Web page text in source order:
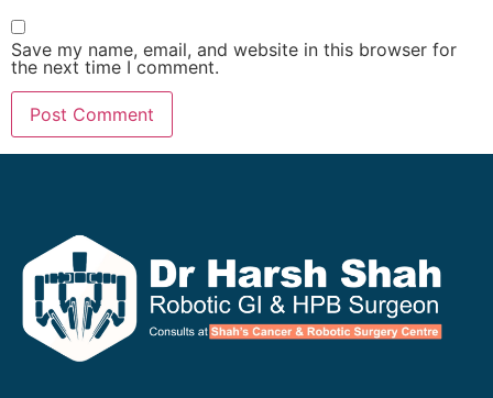
Save my name, email, and website in this browser for
the next time I comment.